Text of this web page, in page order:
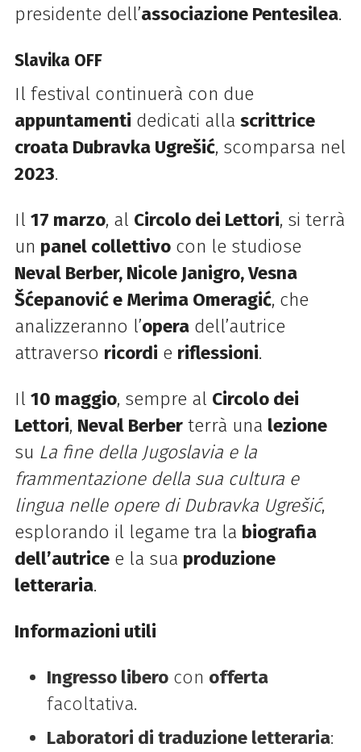
presidente dell’associazione Pentesilea.
Slavika OFF
Il festival continuerà con due
appuntamenti dedicati alla scrittrice
croata Dubravka Ugrešić, scomparsa nel
2023.
Il 17 marzo, al Circolo dei Lettori, si terrà
un panel collettivocon le studiose
Neval Berber, Nicole Janigro, Vesna
Šćepanović e Merima Omeragić, che
analizzeranno l’operadell’autrice
attraverso ricordi e riflessioni.
Il 10 maggio, sempre al Circolo dei
Lettori, Neval Berberterrà una lezione
su La fine della Jugoslavia e la
frammentazione della sua cultura e
lingua nelle opere di Dubravka Ugrešić,
esplorando il legame tra la biografia
dell’autricee la sua produzione
letteraria.
Informazioni utili
Ingresso liberocon offerta
facoltativa.
Laboratori di traduzione letteraria: